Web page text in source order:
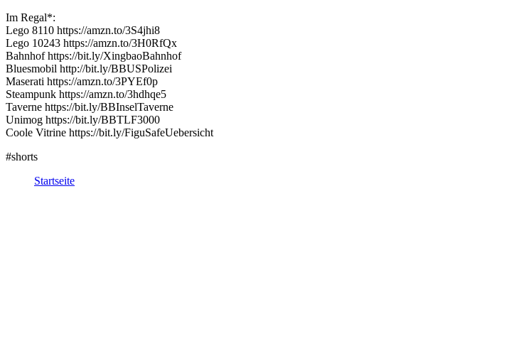
Im Regal*:
Lego 8110 https://amzn.to/3S4jhi8
Lego 10243 https://amzn.to/3H0RfQx
Bahnhof https://bit.ly/XingbaoBahnhof
Bluesmobil http://bit.ly/BBUSPolizei
Maserati https://amzn.to/3PYEf0p
Steampunk https://amzn.to/3hdhqe5
Taverne https://bit.ly/BBInselTaverne
Unimog https://bit.ly/BBTLF3000
Coole Vitrine https://bit.ly/FiguSafeUebersicht
#shorts
Startseite